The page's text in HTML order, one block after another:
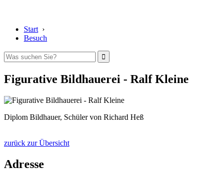
Start ›
Besuch
Figurative Bildhauerei - Ralf Kleine
Diplom Bildhauer, Schüler von Richard Heß
zurück zur Übersicht
Adresse